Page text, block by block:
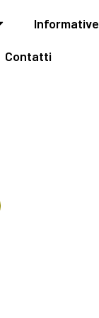
Informative
Contatti